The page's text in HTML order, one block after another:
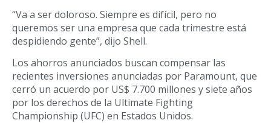
“Va a ser doloroso. Siempre es difícil, pero no
queremos ser una empresa que cada trimestre está
despidiendo gente”, dijo Shell.
Los ahorros anunciados buscan compensar las
recientes inversiones anunciadas por Paramount, que
cerró un acuerdo por US$ 7.700 millones y siete años
por los derechos de la Ultimate Fighting
Championship (UFC) en Estados Unidos.